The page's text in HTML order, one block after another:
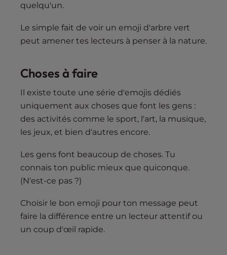
quelqu'un.
Le simple fait de voir un emoji d'arbre vert
peut amener tes lecteurs à penser à la nature.
Choses à faire
Il existe toute une série d'emojis dédiés
uniquement aux choses que font les gens :
des activités comme le sport, l'art, la musique,
les jeux, et bien d'autres encore.
Les gens font beaucoup de choses. Tu
connais ton public mieux que quiconque.
(N'est-ce pas ?)
Choisir le bon emoji pour ton message peut
faire la différence entre un lecteur attentif ou
un coup d'œil rapide.